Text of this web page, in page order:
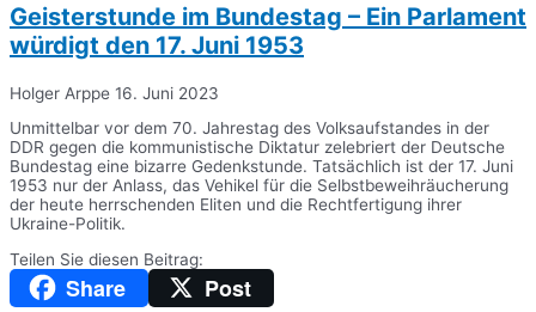
Geisterstunde im Bundestag – Ein Parlament
würdigt den 17. Juni 1953
Holger Arppe 16. Juni 2023
Unmittelbar vor dem 70. Jahrestag des Volksaufstandes in der
DDR gegen die kommunistische Diktatur zelebriert der Deutsche
Bundestag eine bizarre Gedenkstunde. Tatsächlich ist der 17. Juni
1953 nur der Anlass, das Vehikel für die Selbstbeweihräucherung
der heute herrschenden Eliten und die Rechtfertigung ihrer
Ukraine-Politik.
Teilen Sie diesen Beitrag:
Share Post